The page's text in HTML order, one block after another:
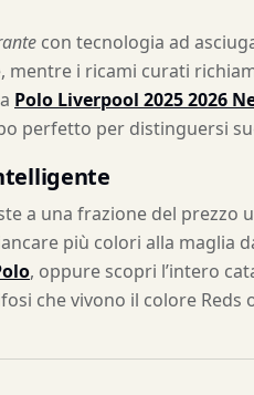
con tecnologia ad
i ricami curati
Polo Liverpool 2025 2026
perfetto per distinguersi
a una frazione del
più colori alla maglia
, oppure scopri l’intero
che vivono il colore Reds